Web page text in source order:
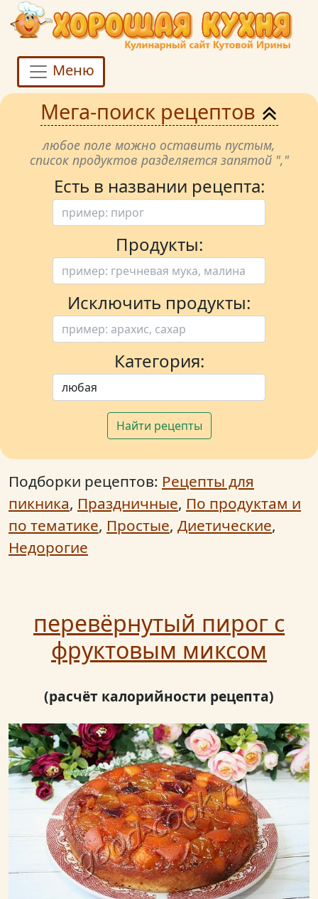
Меню
Мега-поиск рецептов
любое поле можно оставить пустым,
список продуктов разделяется запятой ","
Есть в названии рецепта:
Продукты:
Исключить продукты:
Категория:
Найти рецепты
Подборки рецептов: Рецепты для
пикника, Праздничные, По продуктам и
по тематике, Простые, Диетические,
Недорогие
перевёрнутый пирог с
фруктовым миксом
(расчёт калорийности рецепта)